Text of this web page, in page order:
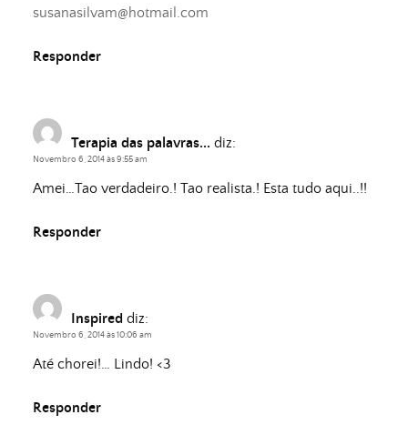
susanasilvam@hotmail.com
Responder
Terapia das palavras... diz:
Novembro 6, 2014 às 9:55 am
Amei…Tao verdadeiro.! Tao realista.! Esta tudo aqui..!!
Responder
Inspired diz:
Novembro 6, 2014 às 10:06 am
Até chorei!… Lindo! <3
Responder